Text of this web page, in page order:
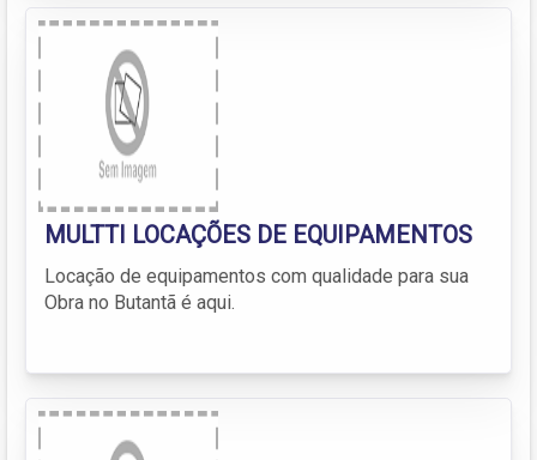
MULTTI LOCAÇÕES DE EQUIPAMENTOS
Locação de equipamentos com qualidade para sua
Obra no Butantã é aqui.